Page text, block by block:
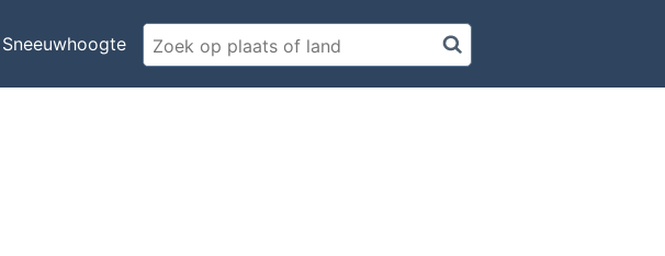
Sneeuwhoogte